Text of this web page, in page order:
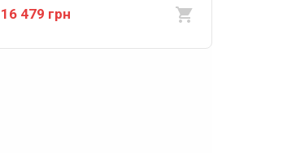
16 479 грн